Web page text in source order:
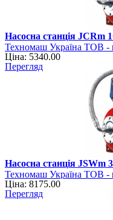
Насосна станція JCRm
Техномаш Україна ТОВ -
Ціна: 5340.00
Перегляд
Насосна станція JSWm
Техномаш Україна ТОВ -
Ціна: 8175.00
Перегляд